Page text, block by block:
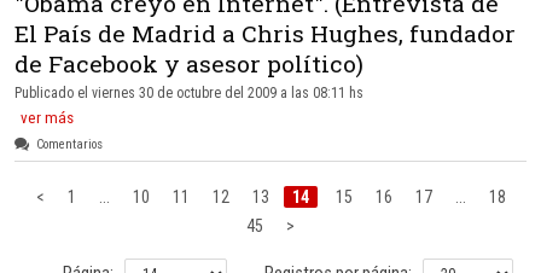
El País de Madrid a Chris Hughes, fundador
de Facebook y asesor político)
Publicado el viernes 30 de octubre del 2009 a las 08:11 hs
ver más
Comentarios
1 10 11 12 13 14 15 16 17
18
45